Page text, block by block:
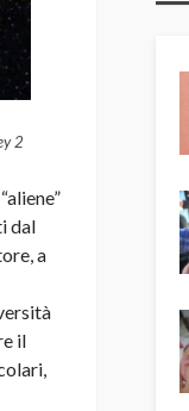
2
dal
a
il